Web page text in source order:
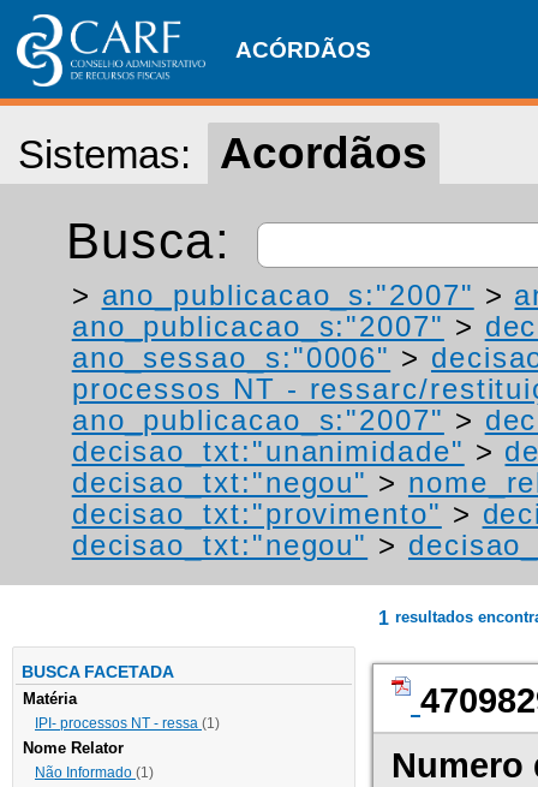
ACÓRDÃOS
Sistemas: Acordãos
Busca:
> ano_publicacao_s:"2007" >
ano_publicacao_s:"2007" >
ano_sessao_s:"0006" >
processos NT - ressarc/
ano_publicacao_s:"2007" >
decisao_txt:"unanimidade" >
decisao_txt:"negou" >
decisao_txt:"provimento" >
decisao_txt:"negou" >
BUSCA FACETADA
Matéria
IPI- processos NT - ressa (1)
Nome Relator
Não Informado (1)
1 resultados
Numero